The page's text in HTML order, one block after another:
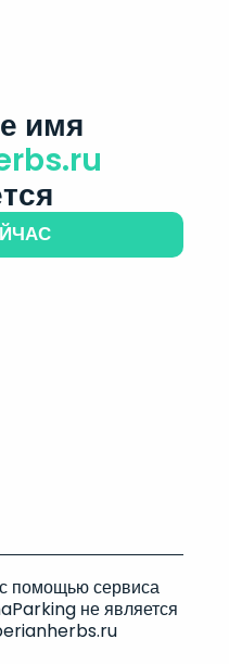
имя
помощью сервиса
не является